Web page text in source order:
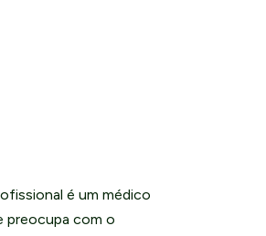
é um médico
preocupa com o